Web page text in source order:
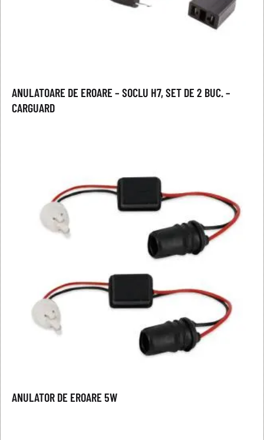
ANULATOARE DE EROARE – SOCLU H7, SET DE 2 BUC. –
CARGUARD
ANULATOR DE EROARE 5W